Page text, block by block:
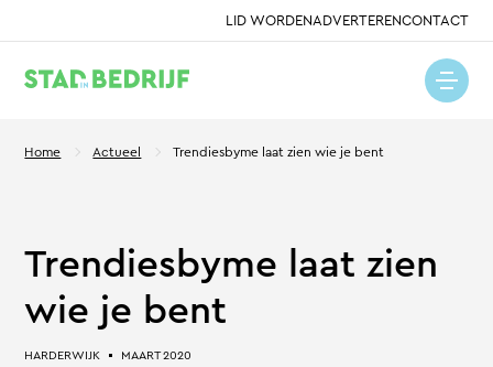
LID WORDENADVERTERENCONTACT
Home Actueel Trendiesbyme laat zien wie je bent
Trendiesbyme laat zien
wie je bent
HARDERWIJK MAART 2020